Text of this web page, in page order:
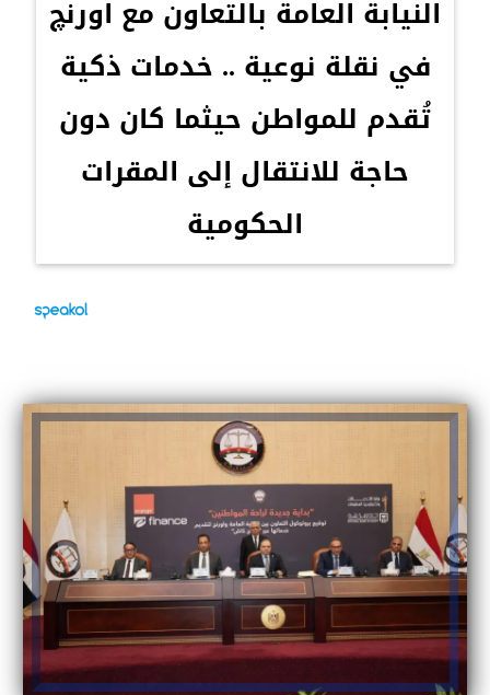
النيابة العامة بالتعاون مع اورنچ
في نقلة نوعية .. خدمات ذكية
تُقدم للمواطن حيثما كان دون
حاجة للانتقال إلى المقرات
الحكومية